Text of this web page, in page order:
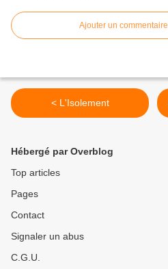
Ajouter un commentaire
< L'Isolement
Hébergé par Overblog
Top articles
Pages
Contact
Signaler un abus
C.G.U.